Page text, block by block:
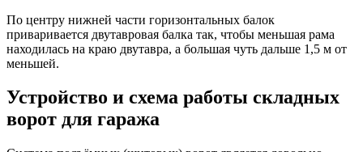
По центру нижней части горизонтальных балок
приваривается двутавровая балка так, чтобы меньшая рама
находилась на краю двутавра, а большая чуть дальше 1,5 м от
меньшей.
Устройство и схема работы складных
ворот для гаража